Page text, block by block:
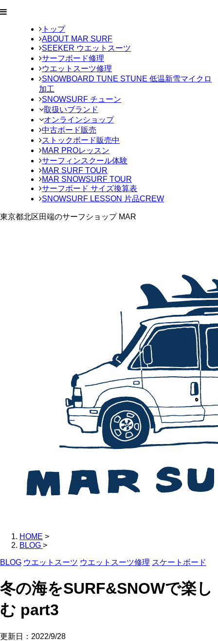
トップ
ABOUT MAR SURF
SEEKER ウエットスーツ
サーフボード修理
ウエットスーツ修理
SNOWBOARD TUNE STUNE 低温新雪マイクロ
加工
SNOWSURF チューン
取扱いブランド
オンラインショップ
中古ボード販売
ストックボード販売中
MAR PROレッスン
サーフィンスクール体験
MAR SURF TOUR
MAR SNOWSURF TOUR
サーフボード サイズ換算表
SNOWSURF LESSON 片品CREW
東京都北区田端のサーフショップ MAR
HOME >
BLOG >
BLOG ウエットスーツ ウエットスーツ修理 スケートボード
冬の海をSURF&SNOWで楽し
む part3
更新日： 2022/9/28